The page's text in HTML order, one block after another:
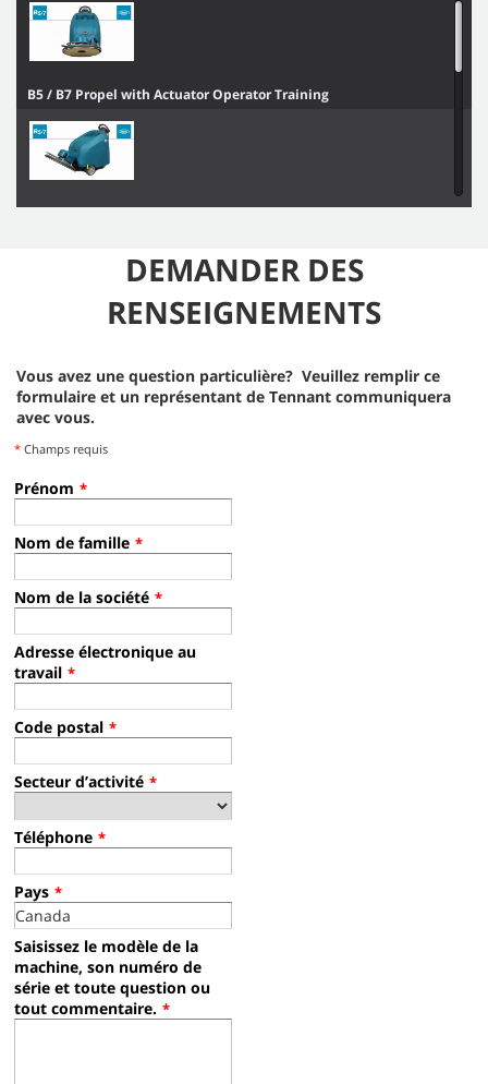
B5 / B7 Propel with Actuator Operator Training
B5 / B7 Propel - No Actuator Operator Training
B5 / B7 No Propel - No Actuator Operator Training
DEMANDER DES
RENSEIGNEMENTS
Vous avez une question particulière? Veuillez remplir ce
formulaire et un représentant de Tennant communiquera
avec vous.
* Champs requis
Prénom *
Nom de famille *
Nom de la société *
Adresse électronique au
travail *
Code postal *
Secteur d’activité *
Téléphone *
Pays *
Saisissez le modèle de la
machine, son numéro de
série et toute question ou
tout commentaire. *